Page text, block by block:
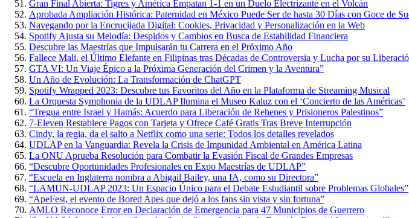
Gran Final Abierta: Tigres y América Empatan 1-1 en un Duelo Electrizante en el Volcán
Aprobada Ampliación Histórica: Paternidad en México Puede Ser de hasta 30 Días con Goce de
Navegando por la Encrucijada Digital: Cookies, Privacidad y Personalización en la Web
Spotify Ajusta su Melodía: Despidos y Cambios en Busca de Estabilidad Financiera
Descubre las Maestrías que Impulsarán tu Carrera en el Próximo Año
Fallece Mali, el Último Elefante en Filipinas tras Décadas de Controversia y Lucha por su
GTA VI: Un Viaje Épico a la Próxima Generación del Crimen y la Aventura”
Un Año de Evolución: La Transformación de ChatGPT
Spotify Wrapped 2023: Descubre tus Favoritos del Año en la Plataforma de Streaming Musical
La Orquesta Symphonia de la UDLAP Ilumina el Museo Kaluz con el ‘Concierto de las Américas’
“Tregua entre Israel y Hamás: Acuerdo para Liberación de Rehenes y Prisioneros Palestinos”
7-Eleven Restablece Pagos con Tarjeta y Ofrece Café Gratis Tras Breve Interrupción
Cindy, la regia, da el salto a Netflix como una serie: Todos los detalles revelados
UDLAP en la Vanguardia: Revela la Crisis de Impunidad Ambiental en América Latina
La ONU Aprueba Resolución para Combatir la Evasión Fiscal de Grandes Empresas
“Descubre Oportunidades Profesionales en Expo Maestrías de UDLAP”
“Escuela en Inglaterra nombra a Abigail Bailey, una IA, como su Directora”
“LAMUN-UDLAP 2023: Un Espacio Único para el Debate Estudiantil sobre Problemas Globales”
“ApeFest, el evento de Bored Apes que dejó a los fans sin vista y sin fortuna”
AMLO Reconoce Error en Declaración de Emergencia para 47 Municipios de Guerrero